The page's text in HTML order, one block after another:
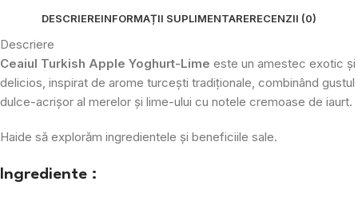
DESCRIEREINFORMAȚII SUPLIMENTARERECENZII (0)
Descriere
Ceaiul Turkish Apple Yoghurt-Lime este un amestec exotic și
delicios, inspirat de arome turcești tradiționale, combinând gustul
dulce-acrișor al merelor și lime-ului cu notele cremoase de iaurt.
Haide să explorăm ingredientele și beneficiile sale.
Ingrediente :